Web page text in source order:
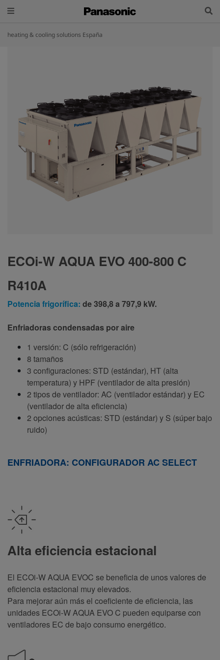
heating & cooling solutions España
ECOi-W AQUA EVO 400-800 C
R410A
Potencia frigorífica: de 398,8 a 797,9 kW.
Enfriadoras condensadas por aire
1 versión: C (sólo refrigeración)
8 tamaños
3 configuraciones: STD (estándar), HT (alta
temperatura) y HPF (ventilador de alta presión)
2 tipos de ventilador: AC (ventilador estándar) y EC
(ventilador de alta eficiencia)
2 opciones acústicas: STD (estándar) y S (súper bajo
ruido)
ENFRIADORA: CONFIGURADOR AC SELECT
Alta eficiencia estacional
El ECOi-W AQUA EVOC se beneficia de unos valores de
eficiencia estacional muy elevados.
Para mejorar aún más el coeficiente de eficiencia, las
unidades ECOi-W AQUA EVO C pueden equiparse con
ventiladores EC de bajo consumo energético.